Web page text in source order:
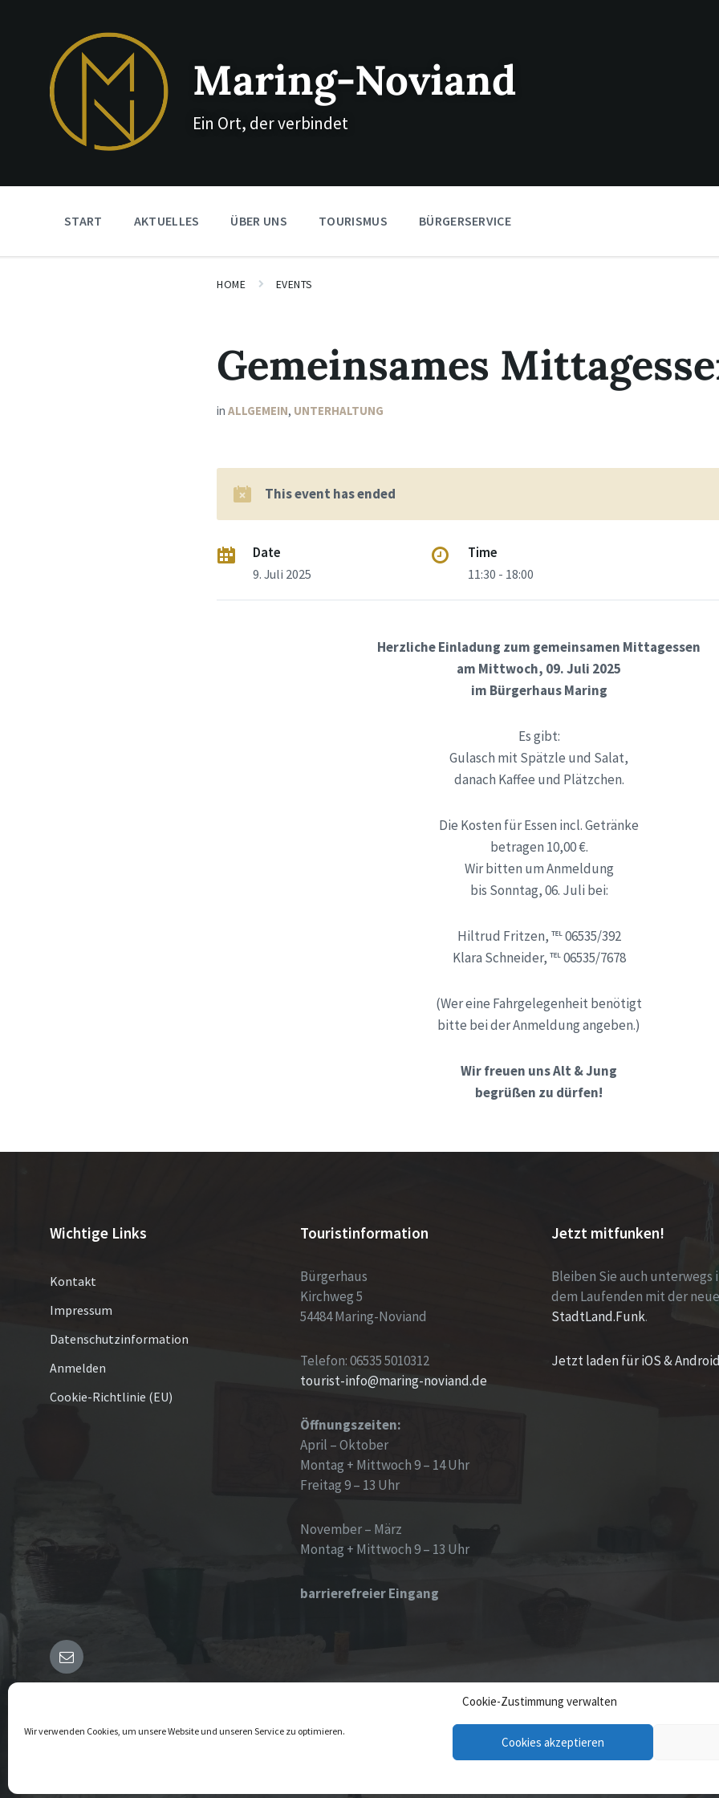
Cookie-Zustimmung verwalten
Wir verwenden Cookies, um unsere Website und unseren Service zu optimieren.
Cookies akzeptieren
Maring-Noviand
Ein Ort, der verbindet
START AKTUELLES ÜBER UNS TOURISMUS BÜRGERSERVICE
HOME EVENTS
Gemeinsames
inALLGEMEIN, UNTERHALTUNG
This event has ended
Date
9. Juli 2025
Time
11:30 - 18:00
Herzliche Einladung zum gemeinsamen Mittagessen
am Mittwoch, 09. Juli 2025
im Bürgerhaus Maring
Es gibt:
Gulasch mit Spätzle und Salat,
danach Kaffee und Plätzchen.
Die Kosten für Essen incl. Getränke
betragen 10,00 €.
Wir bitten um Anmeldung
bis Sonntag, 06. Juli bei:
Hiltrud Fritzen, ℡ 06535/392
Klara Schneider, ℡ 06535/7678
(Wer eine Fahrgelegenheit benötigt
bitte bei der Anmeldung angeben.)
Wir freuen uns Alt & Jung
begrüßen zu dürfen!
Wichtige Links
Kontakt
Impressum
Datenschutzinformation
Anmelden
Cookie-Richtlinie (EU)
Touristinformation
Bürgerhaus
Kirchweg 5
54484 Maring-Noviand
Telefon: 06535 5010312
tourist-info@maring-noviand.de
Öffnungszeiten:
April – Oktober
Montag + Mittwoch 9 – 14 Uhr
Freitag 9 – 13 Uhr
November – März
Montag + Mittwoch 9 – 13 Uhr
barrierefreier Eingang
Jetzt mitfunken!
Bleiben Sie auch unterwegs
dem Laufenden mit der
StadtLand.Funk.
Jetzt laden für iOS &
E-